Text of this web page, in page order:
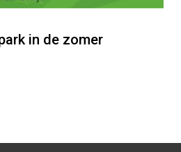
in de zomer